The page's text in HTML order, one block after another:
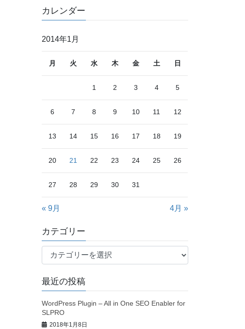
カレンダー
2014年1月
月 火 水 木 金 土 日
1 2 3 4 5
6 7 8 9 10 11 12
13 14 15 16 17 18 19
20 21 22 23 24 25 26
27 28 29 30 31
« 9月 4月 »
カテゴリー
テ
リ
最近の投稿
WordPress Plugin – All in One SEO Enabler for
SLPRO
2018年1月8日